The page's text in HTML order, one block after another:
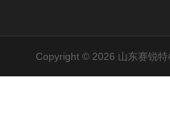
Copyright © 2026 山东赛锐